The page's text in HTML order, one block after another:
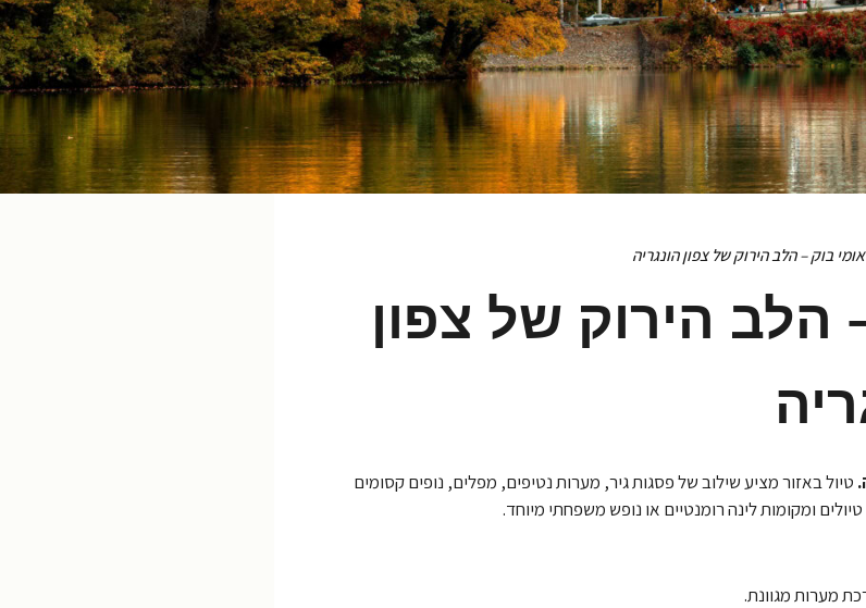
בוק – הלב הירוק של צפון הונגריה
הירוק של צפון
טיול באזור מציע שילוב של פסגות גיר, מערות נטיפים, מפלים, נופים קסומים
ומקומות לינה רומנטיים או נופש משפחתי מיוחד.
מערות מגוונת.